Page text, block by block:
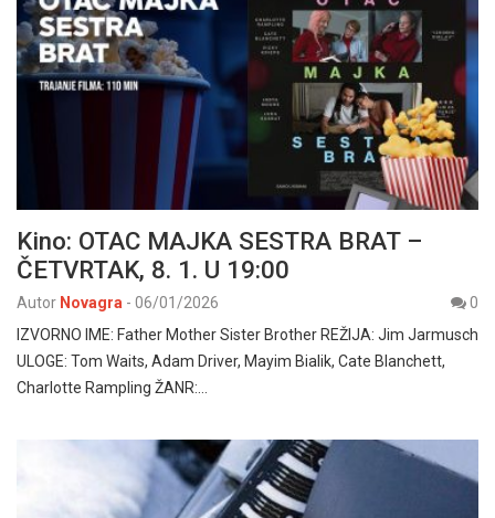
Kino: OTAC MAJKA SESTRA BRAT –
ČETVRTAK, 8. 1. U 19:00
Autor Novagra - 06/01/2026
0
IZVORNO IME: Father Mother Sister Brother REŽIJA: Jim Jarmusch
ULOGE: Tom Waits, Adam Driver, Mayim Bialik, Cate Blanchett,
Charlotte Rampling ŽANR:…